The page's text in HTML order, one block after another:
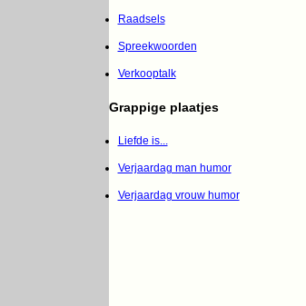
Raadsels
Spreekwoorden
Verkooptalk
Grappige plaatjes
Liefde is...
Verjaardag man humor
Verjaardag vrouw humor